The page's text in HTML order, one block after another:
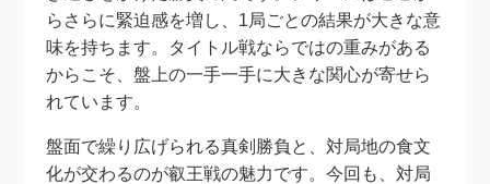
らさらに緊迫感を増し、1局ごとの結果が大きな意
味を持ちます。タイトル戦ならではの重みがある
からこそ、盤上の一手一手に大きな関心が寄せら
れています。
盤面で繰り広げられる真剣勝負と、対局地の食文
化が交わるのが叡王戦の魅力です。今回も、対局